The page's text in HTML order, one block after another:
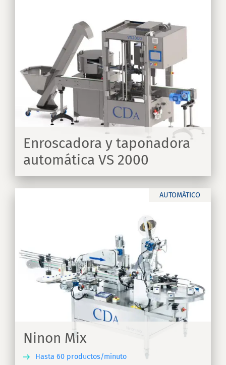
Enroscadora y taponadora
automática VS 2000
AUTOMÁTICO
Ninon Mix
Hasta 60 productos/minuto